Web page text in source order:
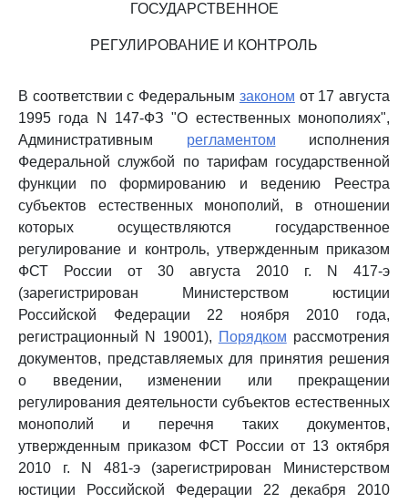
ГОСУДАРСТВЕННОЕ
РЕГУЛИРОВАНИЕ И КОНТРОЛЬ
В соответствии с Федеральным законом от 17 августа
1995 года N 147-ФЗ "О естественных монополиях",
Административным регламентом исполнения
Федеральной службой по тарифам государственной
функции по формированию и ведению Реестра
субъектов естественных монополий, в отношении
которых осуществляются государственное
регулирование и контроль, утвержденным приказом
ФСТ России от 30 августа 2010 г. N 417-э
(зарегистрирован Министерством юстиции
Российской Федерации 22 ноября 2010 года,
регистрационный N 19001), Порядком рассмотрения
документов, представляемых для принятия решения
о введении, изменении или прекращении
регулирования деятельности субъектов естественных
монополий и перечня таких документов,
утвержденным приказом ФСТ России от 13 октября
2010 г. N 481-э (зарегистрирован Министерством
юстиции Российской Федерации 22 декабря 2010